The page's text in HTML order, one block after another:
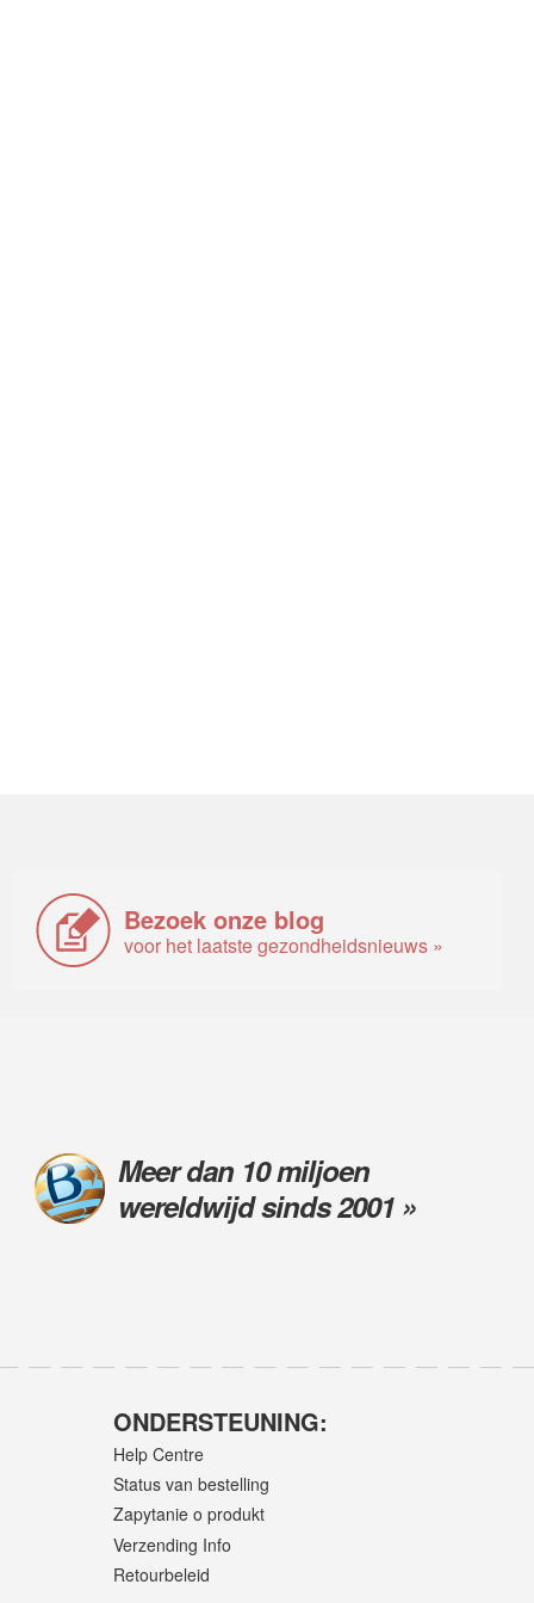
Bezoek onze blog
voor het laatste gezondheidsnieuws »
Meer dan 10 miljoen
wereldwijd sinds 2001 »
ONDERSTEUNING:
Help Centre
Status van bestelling
Zapytanie o produkt
Verzending Info
Retourbeleid